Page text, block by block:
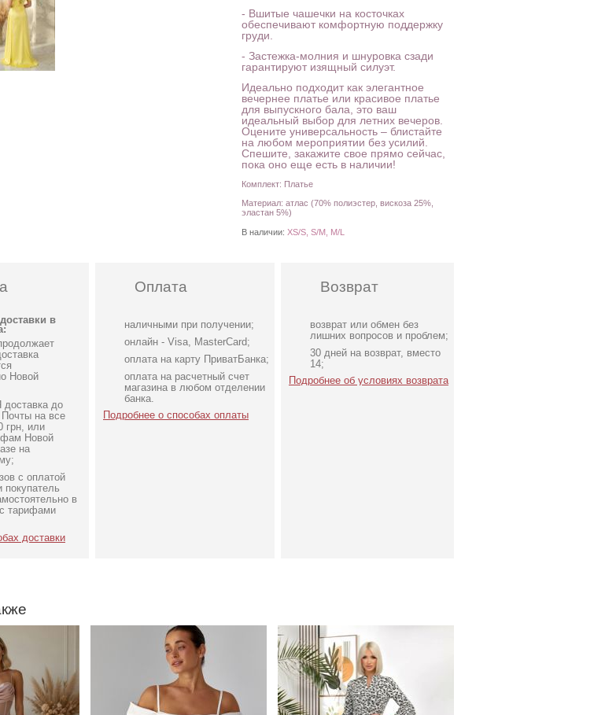
- Вшитые чашечки на косточках
обеспечивают комфортную поддержку
груди.
- Застежка-молния и шнуровка сзади
гарантируют изящный силуэт.
Идеально подходит как элегантное
вечернее платье или красивое платье
для выпускного бала, это ваш
идеальный выбор для летних вечеров.
Оцените универсальность – блистайте
на любом мероприятии без усилий.
Спешите, закажите свое прямо сейчас,
пока оно еще есть в наличии!
Комплект: Платье
Материал: атлас (70% полиэстер, вискоза 25%,
эластан 5%)
В наличии: XS/S, S/M, M/L
в
Новой
до
на все
грн, или
Новой
на
с оплатой
покупатель
в
тарифами
доставки
Оплата
наличными при получении;
онлайн - Visa, MasterCard;
оплата на карту ПриватБанка;
оплата на расчетный счет
магазина в любом отделении
банка.
Подробнее о способах оплаты
Возврат
возврат или обмен без
лишних вопросов и проблем;
30 дней на возврат, вместо
14;
Подробнее об условиях возврата
в пол cо